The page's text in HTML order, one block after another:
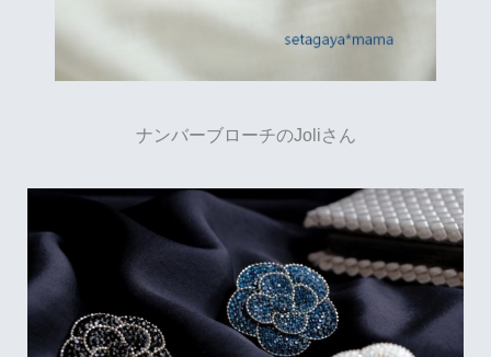
ナンバーブローチのJoliさん